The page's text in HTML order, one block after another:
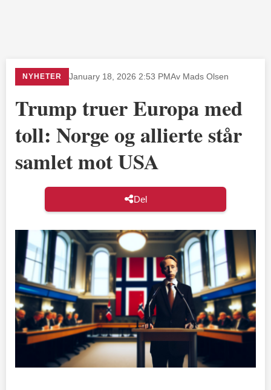
NYHETER January 18, 2026 2:53 PMAv Mads Olsen
Trump truer Europa med
toll: Norge og allierte står
samlet mot USA
Del